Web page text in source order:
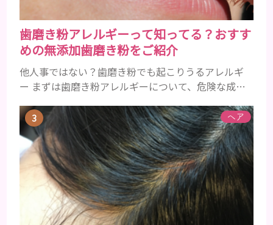
歯磨き粉アレルギーって知ってる？おすす
めの無添加歯磨き粉をご紹介
他人事ではない？歯磨き粉でも起こりうるアレルギ
ー まずは歯磨き粉アレルギーについて、危険な成分
まれるアレルギーを起こすおそれのある成分 まず、
普段お使いの歯磨き粉に含まれているどの成分にア
レルギーを引き起こすおそれがあるのかを説明しま
すね。 •フッ素･･･歯の表面のエナメルを守り強くし
たり、虫歯と防ぐ働きを持つ成分 •香味料 ･･･歯磨き
粉の風味や爽...
ヘア